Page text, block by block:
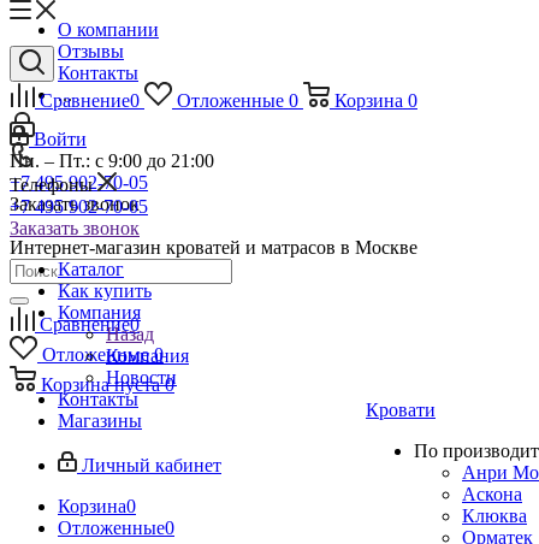
О компании
Отзывы
Контакты
...
Войти
Пн. – Пт.: с 9:00 до 21:00
+7 495 902-70-05
Заказать звонок
Интернет-магазин кроватей и матрасов в Москве
Сравнение0
Отложенные 0
Корзина пуста 0
Кровати
По
Анри
Аскона
Клюква
Орматек
Сравнение0 Отложенные 0 Корзина 0
Телефоны
+7 495 902-70-05
Заказать звонок
Каталог
Как купить
Компания
Назад
Компания
Новости
Контакты
Магазины
Личный кабинет
Корзина0
Отложенные0